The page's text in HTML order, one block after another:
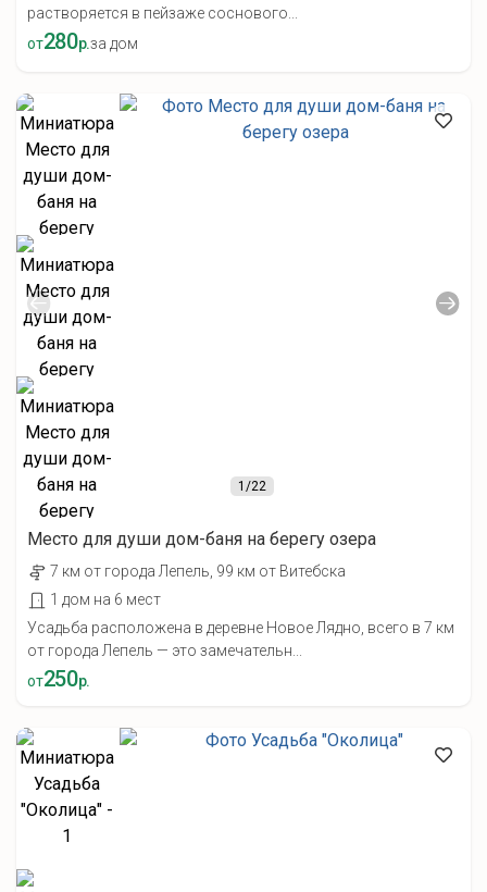
растворяется в пейзаже соснового...
от280р.за дом
1/22
Место для души дом-баня на берегу озера
7 км от города Лепель, 99 км от Витебска
1 дом на 6 мест
Усадьба расположена в деревне Новое Лядно, всего в 7 км
от города Лепель — это замечательн...
от250р.